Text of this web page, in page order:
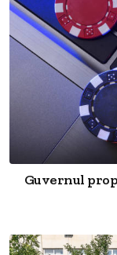
Guvernul